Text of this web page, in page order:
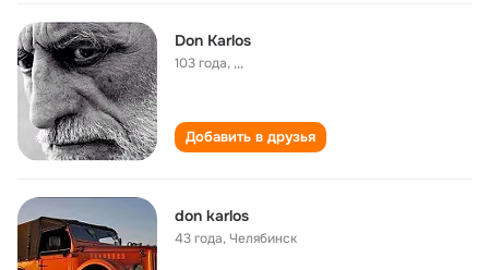
Don Karlos
103 года, ,,,
Добавить в друзья
don karlos
43 года,Челябинск